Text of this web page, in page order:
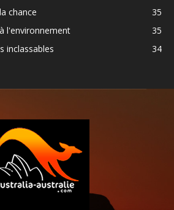
chance
35
l'environnement
35
inclassables
34